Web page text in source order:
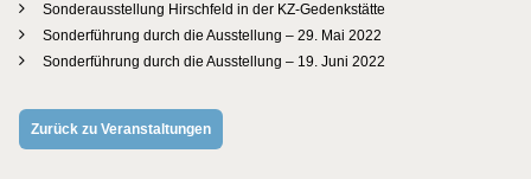
Sonderausstellung Hirschfeld in der KZ-Gedenkstätte
Sonderführung durch die Ausstellung – 29. Mai 2022
Sonderführung durch die Ausstellung – 19. Juni 2022
Zurück zu Veranstaltungen